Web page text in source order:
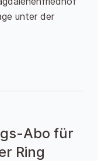
unter der
Abo für
Ring